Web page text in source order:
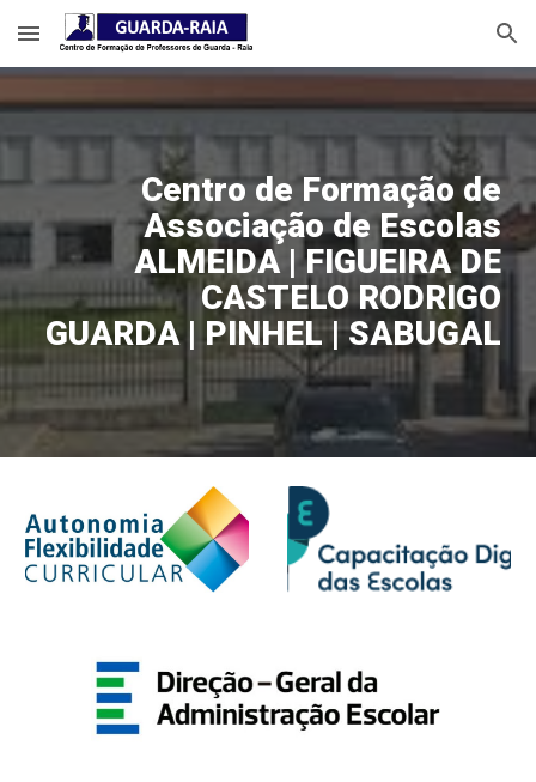
Skip to main content Skip to navigation
Centro de Formação de
Associação de Escolas
ALMEIDA | FIGUEIRA DE
CASTELO RODRIGO
GUARDA | PINHEL | SABUGAL